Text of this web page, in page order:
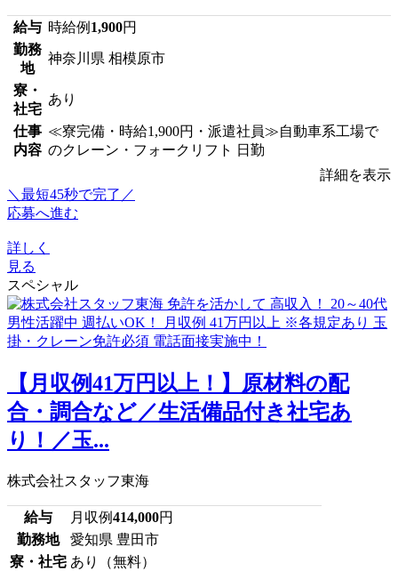
給与 時給例 1,900円
勤務
地
神奈川県 相模原市
寮・
社宅
あり
仕事
内容
≪寮完備・時給1,900円・派遣社員≫自動車系工場で
のクレーン・フォークリフト 日勤
詳細を表示
＼最短45秒で完了／
応募へ進む
詳しく
見る
スペシャル
【月収例41万円以上！】原材料の配
合・調合など／生活備品付き社宅あ
り！／玉...
株式会社スタッフ東海
給与 月収例414,000円
勤務地
愛知県 豊田市
寮・社宅 あり（無料）